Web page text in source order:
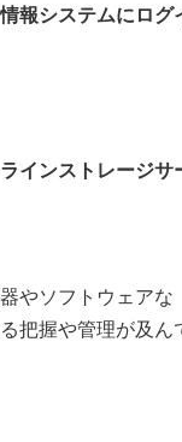
報システムにログ
インストレージサ
やソフトウェアな
把握や管理が及ん